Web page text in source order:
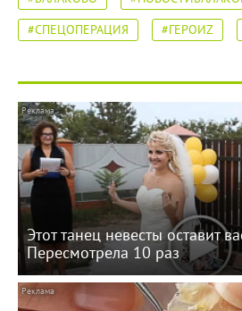
#СПЕЦОПЕРАЦИЯ
#ГЕРОИZ
Этот танец невесты оставит
Пересмотрела 10 раз